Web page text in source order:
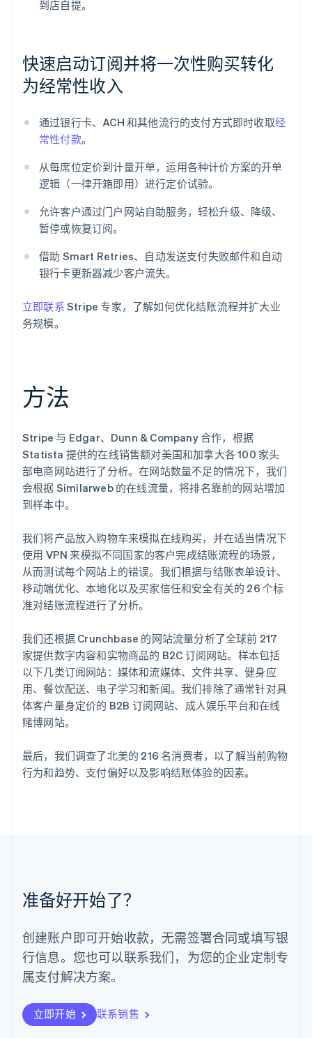
到店自提。
快速启动订阅并将一次性购买转化
为经常性收入
通过银行卡、ACH 和其他流行的支付方式即时收取经
常性付款。
从每席位定价到计量开单，运用各种计价方案的开单
逻辑（一律开箱即用）进行定价试验。
允许客户通过门户网站自助服务，轻松升级、降级、
暂停或恢复订阅。
借助 Smart Retries、自动发送支付失败邮件和自动
银行卡更新器减少客户流失。
立即联系 Stripe 专家，了解如何优化结账流程并扩大业
务规模。
方法
Stripe 与 Edgar、Dunn & Company 合作，根据
Statista 提供的在线销售额对美国和加拿大各 100 家头
部电商网站进行了分析。在网站数量不足的情况下，我们
会根据 Similarweb 的在线流量，将排名靠前的网站增加
到样本中。
我们将产品放入购物车来模拟在线购买，并在适当情况下
使用 VPN 来模拟不同国家的客户完成结账流程的场景，
从而测试每个网站上的错误。我们根据与结账表单设计、
移动端优化、本地化以及买家信任和安全有关的 26 个标
准对结账流程进行了分析。
我们还根据 Crunchbase 的网站流量分析了全球前 217
家提供数字内容和实物商品的 B2C 订阅网站。样本包括
以下几类订阅网站：媒体和流媒体、文件共享、健身应
用、餐饮配送、电子学习和新闻。我们排除了通常针对具
体客户量身定价的 B2B 订阅网站、成人娱乐平台和在线
赌博网站。
最后，我们调查了北美的 216 名消费者，以了解当前购物
行为和趋势、支付偏好以及影响结账体验的因素。
准备好开始了？
创建账户即可开始收款，无需签署合同或填写银
行信息。您也可以联系我们，为您的企业定制专
属支付解决方案。
立即开始 联系销售
阿联酋
爱尔兰
English
爱沙尼亚
English
奥地利
DeutschEnglish
English
巴西
Nederlands
波兰
丹麦
English
德国
DeutschEnglish
法国
Français
EnglishSvenska
荷兰
NederlandsEnglish
加拿大
EnglishFrançais
捷克
克罗地亚
English Italiano
拉脱维亚
English
立陶宛
English
列支敦士登
Deutsch
FrançaisDeutschEnglish
罗马尼亚
墨西哥
EspañolEnglish
English
葡萄牙
PortuguêsEnglish
日本
瑞典
Svenska English
瑞士